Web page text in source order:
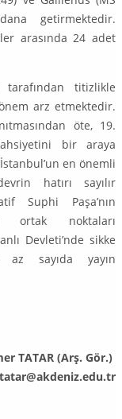
getirmektedir.
ara­sın­da 24 adet
tarafından titizlikle
arz etmektedir.
öte, 19.
bir araya
en önemli
hatırı sayılır
Suphi Paşa’nın
ortak nok­taları
Devleti’nde sikke
sayıda yayın
TATAR (Arş. Gör.)